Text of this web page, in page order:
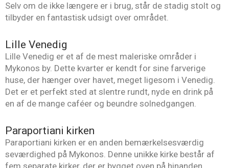
Selv om de ikke længere er i brug, står de stadig stolt og
tilbyder en fantastisk udsigt over området.
Lille Venedig
Lille Venedig er et af de mest maleriske områder i
Mykonos by. Dette kvarter er kendt for sine farverige
huse, der hænger over havet, meget ligesom i Venedig.
Det er et perfekt sted at slentre rundt, nyde en drink på
en af de mange caféer og beundre solnedgangen.
Paraportiani kirken
Paraportiani kirken er en anden bemærkelsesværdig
seværdighed på Mykonos. Denne unikke kirke består af
fem separate kirker, der er bygget oven på hinanden.